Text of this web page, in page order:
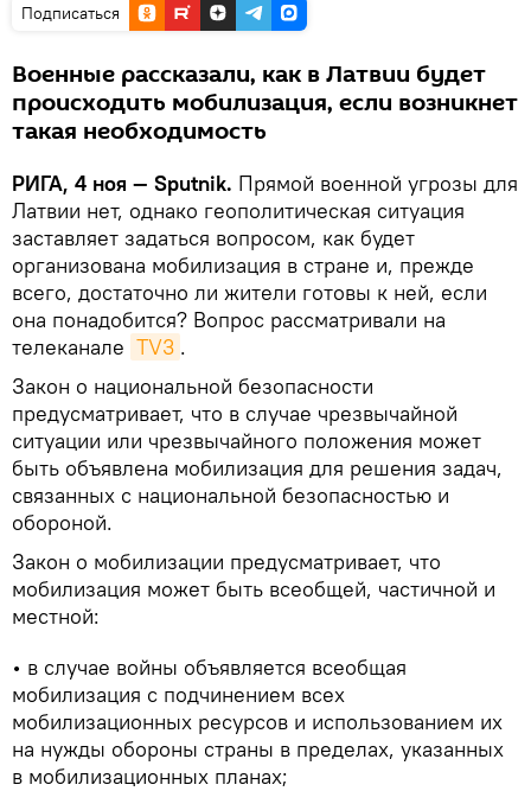
Подписаться
Военные рассказали, как в Латвии будет
происходить мобилизация, если возникнет
такая необходимость
РИГА, 4 ноя — Sputnik. Прямой военной угрозы для
Латвии нет, однако геополитическая ситуация
заставляет задаться вопросом, как будет
организована мобилизация в стране и, прежде
всего, достаточно ли жители готовы к ней, если
она понадобится? Вопрос рассматривали на
телеканале TV3 .
Закон о национальной безопасности
предусматривает, что в случае чрезвычайной
ситуации или чрезвычайного положения может
быть объявлена мобилизация для решения задач,
связанных с национальной безопасностью и
обороной.
Закон о мобилизации предусматривает, что
мобилизация может быть всеобщей, частичной и
местной:
• в случае войны объявляется всеобщая
мобилизация с подчинением всех
мобилизационных ресурсов и использованием их
на нужды обороны страны в пределах, указанных
в мобилизационных планах;